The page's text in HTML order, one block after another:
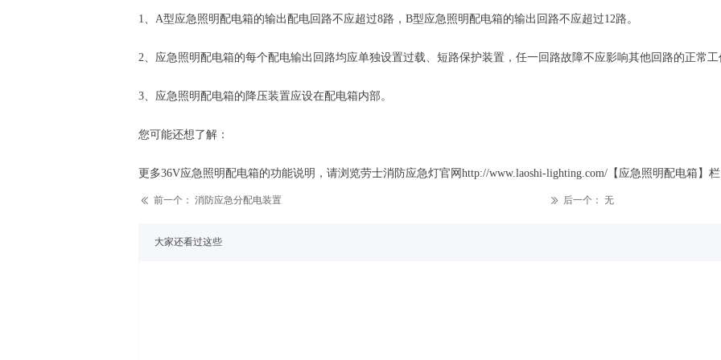
大家还看过这些
ꅃ 前一个： 消防应急分配电装置 ꅀ 后一个： 无
1、A型应急照明配电箱的输出配电回路不应超过8路，B型应急照明配电箱的输出回路不应超过12路。
2、应急照明配电箱的每个配电输出回路均应单独设置过载、短路保护装置，任一回路故障不应影响其他回路的正常工
3、应急照明配电箱的降压装置应设在配电箱内部。
您可能还想了解：
更多36V应急照明配电箱的功能说明，请浏览劳士消防应急灯官网http://www.laoshi-lighting.com/【应急照明配电箱】栏